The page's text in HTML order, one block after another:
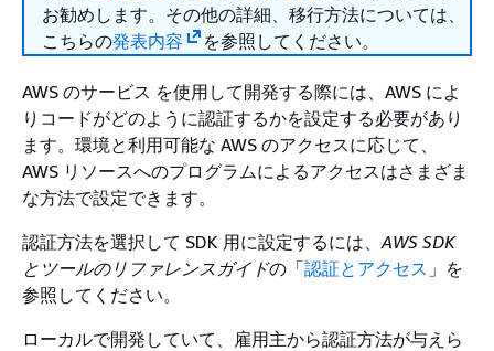
お勧めします。その他の詳細、移行方法については、
こちらの発表内容 を参照してください。
AWS のサービス を使用して開発する際には、AWS によ
りコードがどのように認証するかを設定する必要があり
ます。環境と利用可能な AWS のアクセスに応じて、
AWS リソースへのプログラムによるアクセスはさまざま
な方法で設定できます。
認証方法を選択して SDK 用に設定するには、AWS SDK
とツールのリファレンスガイドの「認証とアクセス 」を
参照してください。
ローカルで開発していて、雇用主から認証方法が与えら